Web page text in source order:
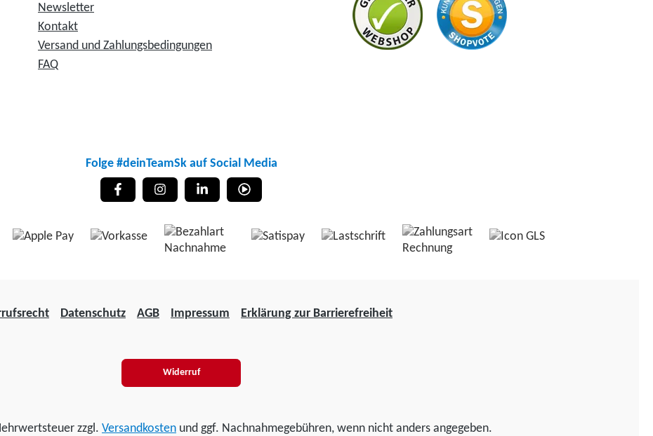
Newsletter
Kontakt
Versand und Zahlungsbedingungen
FAQ
Folge #deinTeamSk auf Social Media
Datenschutz AGB Impressum Erklärung zur Barrierefreiheit
Widerruf
zzgl. Versandkosten und ggf. Nachnahmegebühren, wenn nicht anders angegeben.